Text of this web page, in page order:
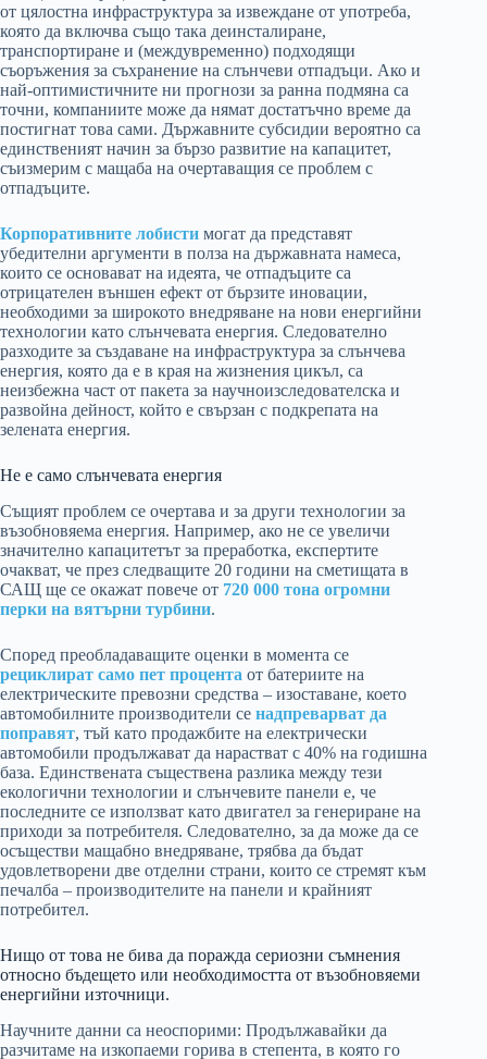
от цялостна инфраструктура за извеждане от употреба,
която да включва също така деинсталиране,
транспортиране и (междувременно) подходящи
съоръжения за съхранение на слънчеви отпадъци. Ако и
най-оптимистичните ни прогнози за ранна подмяна са
точни, компаниите може да нямат достатъчно време да
постигнат това сами. Държавните субсидии вероятно са
единственият начин за бързо развитие на капацитет,
съизмерим с мащаба на очертаващия се проблем с
отпадъците.
Корпоративните лобисти могат да представят
убедителни аргументи в полза на държавната намеса,
които се основават на идеята, че отпадъците са
отрицателен външен ефект от бързите иновации,
необходими за широкото внедряване на нови енергийни
технологии като слънчевата енергия. Следователно
разходите за създаване на инфраструктура за слънчева
енергия, която да е в края на жизнения цикъл, са
неизбежна част от пакета за научноизследователска и
развойна дейност, който е свързан с подкрепата на
зелената енергия.
Не е само слънчевата енергия
Същият проблем се очертава и за други технологии за
възобновяема енергия. Например, ако не се увеличи
значително капацитетът за преработка, експертите
очакват, че през следващите 20 години на сметищата в
САЩ ще се окажат повече от 720 000 тона огромни
перки на вятърни турбини.
Според преобладаващите оценки в момента се
рециклират само пет процента от батериите на
електрическите превозни средства – изоставане, което
автомобилните производители се надпреварват да
поправят, тъй като продажбите на електрически
автомобили продължават да нарастват с 40% на годишна
база. Единствената съществена разлика между тези
екологични технологии и слънчевите панели е, че
последните се използват като двигател за генериране на
приходи за потребителя. Следователно, за да може да се
осъществи мащабно внедряване, трябва да бъдат
удовлетворени две отделни страни, които се стремят към
печалба – производителите на панели и крайният
потребител.
Нищо от това не бива да поражда сериозни съмнения
относно бъдещето или необходимостта от възобновяеми
енергийни източници.
Научните данни са неоспорими: Продължавайки да
разчитаме на изкопаеми горива в степента, в която го